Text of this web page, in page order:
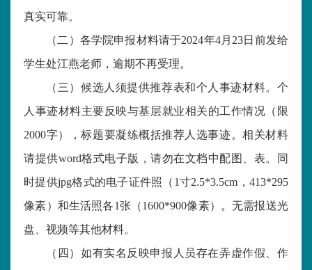
真实可靠。
（二） 各学院申报材料请于2024年4月 23日 前发给
学生处江燕老师 ，逾期不再受理。
（三）候选人须提供推荐表和个人事迹材料。个
人事迹材料主要反映与基层就业相关的工作情况（限
2000字），标题要凝练概括推荐人选事迹。相关材料
请提供word格式电子版，请勿在文档中配图
表。同
时提供jpg格式的电子证件照（1寸2.5*3.5cm ， 413*295
像素）和生活照各1张（1600*900像素）
。无需报送光
盘、视频等其他材料。
（ 四 ）如有实名反映申报 人员存在弄虚作假、作